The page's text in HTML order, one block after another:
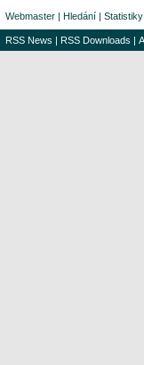
Webmaster | Hledání | Statistiky
RSS News | RSS Downloads |